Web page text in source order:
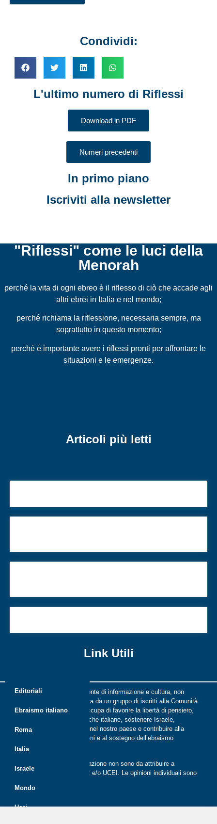
Condividi:
L'ultimo numero di Riflessi
Download in PDF
Numeri precedenti
In primo piano
Iscriviti alla newsletter
"Riflessi" come le luci della
Menorah
perché la vita di ogni ebreo è il riflesso di ciò che accade agli
altri ebrei in Italia e nel mondo;
perché richiama la riflessione, necessaria sempre, ma
soprattutto in questo momento;
perché è importante avere i riflessi pronti per affrontare le
situazioni e le emergenze.
Articoli più letti
Link Utili
Editoriali
Ebraismo italiano
Roma
Italia
Israele
Mondo
Ucei
Riflessi è una rivista indipendente di informazione e cultura, non
periodica, digitale e on line nata da un gruppo di iscritti alla Comunità
ebraica di Roma. Riflessi si occupa di favorire la libertà di pensiero,
il dialogo tra le comunità ebraiche italiane, sostenere Israele,
promuovere la cultura ebraica nel nostro paese e contribuire alla
crescita delle nuove generazioni e al sostegno dell’ebraismo
italiano.
Le opinioni espresse dalla redazione non sono da attribuire a
nessuna lista presente in CER e/o UCEI. Le opinioni individuali sono